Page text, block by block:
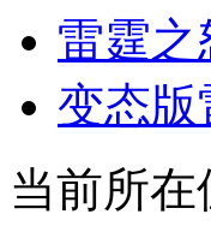
雷霆之
变态版
当前所在